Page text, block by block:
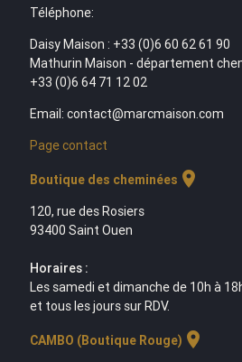
Téléphone:
Daisy Maison : +33 (0)6 60 62 61 90
Mathurin Maison - département
+33 (0)6 64 71 12 02
Email: contact@marcmaison.com
Page contact
Boutique des cheminées location_on
120, rue des Rosiers
93400 Saint Ouen
Horaires :
Les samedi et dimanche de 10h à
et tous les jours sur RDV.
CAMBO (Boutique Rouge) location_on